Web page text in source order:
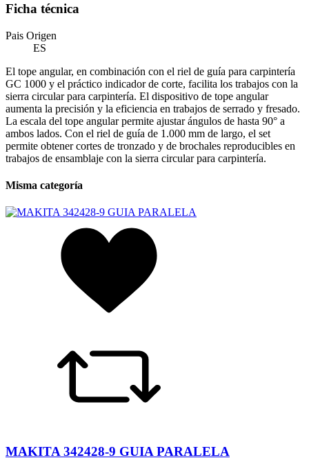
Ficha técnica
Pais Origen
ES
El tope angular, en combinación con el riel de guía para carpintería
GC 1000 y el práctico indicador de corte, facilita los trabajos con la
sierra circular para carpintería. El dispositivo de tope angular
aumenta la precisión y la eficiencia en trabajos de serrado y fresado.
La escala del tope angular permite ajustar ángulos de hasta 90° a
ambos lados. Con el riel de guía de 1.000 mm de largo, el set
permite obtener cortes de tronzado y de brochales reproducibles en
trabajos de ensamblaje con la sierra circular para carpintería.
Misma categoría
MAKITA 342428-9 GUIA PARALELA